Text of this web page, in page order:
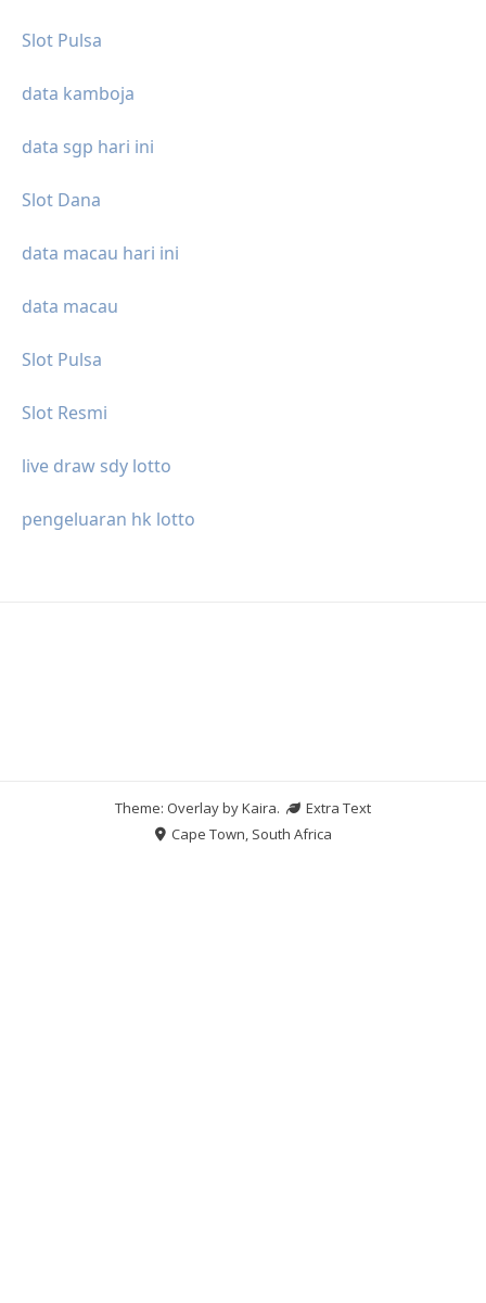
Slot Pulsa
data kamboja
data sgp hari ini
Slot Dana
data macau hari ini
data macau
Slot Pulsa
Slot Resmi
live draw sdy lotto
pengeluaran hk lotto
Theme: Overlay byKaira.
Extra Text
Cape Town, South Africa